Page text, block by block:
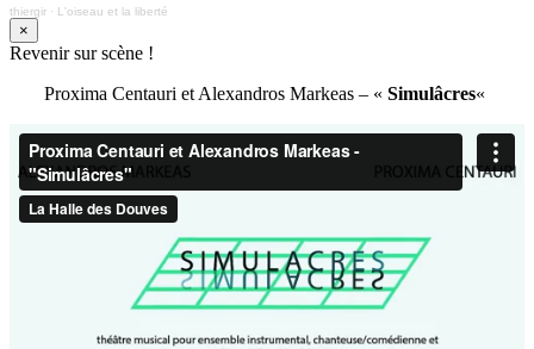
thiergir · L'oiseau et la liberté
×
Revenir sur scène !
Proxima Centauri et Alexandros Markeas – « Simulâcres«